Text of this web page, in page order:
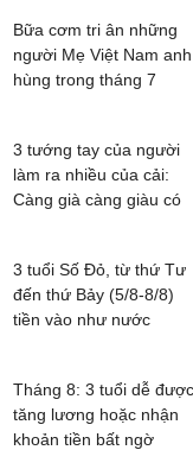
Bữa cơm tri ân những
người Mẹ Việt Nam anh
hùng trong tháng 7
3 tướng tay của người
làm ra nhiều của cải:
Càng già càng giàu có
3 tuổi Số Đỏ, từ thứ Tư
đến thứ Bảy (5/8-8/8)
tiền vào như nước
Tháng 8: 3 tuổi dễ được
tăng lương hoặc nhận
khoản tiền bất ngờ